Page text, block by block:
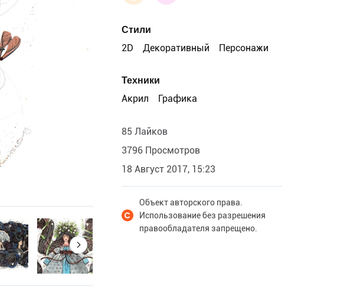
Стили
2D
Декоративный Персонажи
Техники
Акрил
Графика
85 Лайков
3796 Просмотров
18 Август 2017, 15:23
Объект авторского права.
Использование без разрешения
правообладателя запрещено.